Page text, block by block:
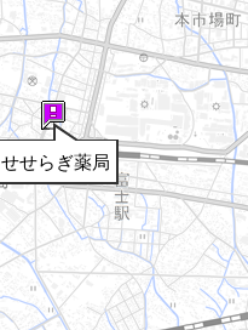
せせらぎ薬局